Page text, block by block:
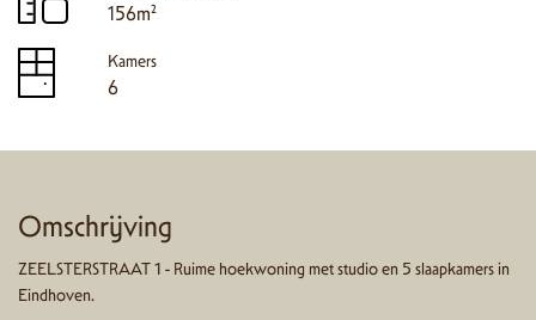
156m²
Kamers
6
Omschrijving
ZEELSTERSTRAAT 1 - Ruime hoekwoning met studio en 5 slaapkamers in
Eindhoven.